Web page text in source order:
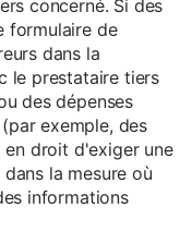
concerné. Si des
formulaire de
dans la
le prestataire tiers
des dépenses
exemple, des
droit d'exiger une
la mesure où
informations